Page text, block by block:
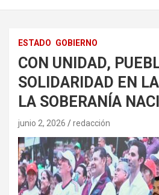
ESTADO GOBIERNO
CON UNIDAD,
SOLIDARIDAD EN
LA SOBERANÍA
junio 2, 2026 redacción